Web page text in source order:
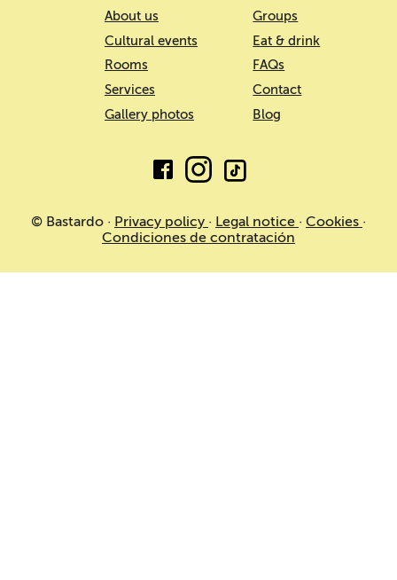
About us
Cultural events
Rooms
Services
Gallery photos
Groups
Eat & drink
FAQs
Contact
Blog
© Bastardo · Privacy policy · Legal notice · Cookies ·
Condiciones de contratación